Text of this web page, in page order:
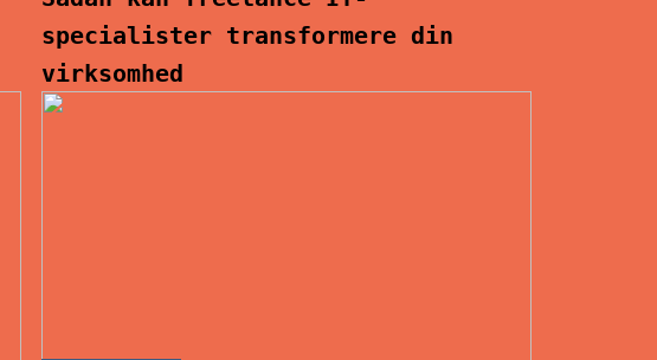
specialister transformere din
virksomhed